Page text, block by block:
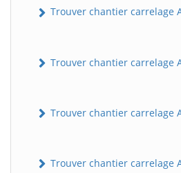
Trouver chantier carrelage
Trouver chantier carrelage
Trouver chantier carrelage
Trouver chantier carrelage